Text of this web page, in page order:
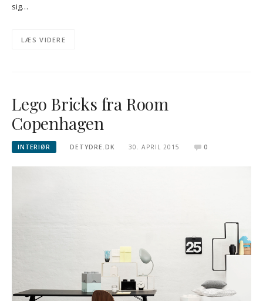
sig…
LÆS VIDERE
Lego Bricks fra Room
Copenhagen
INTERIØR DETYDRE.DK 30. APRIL 2015 0